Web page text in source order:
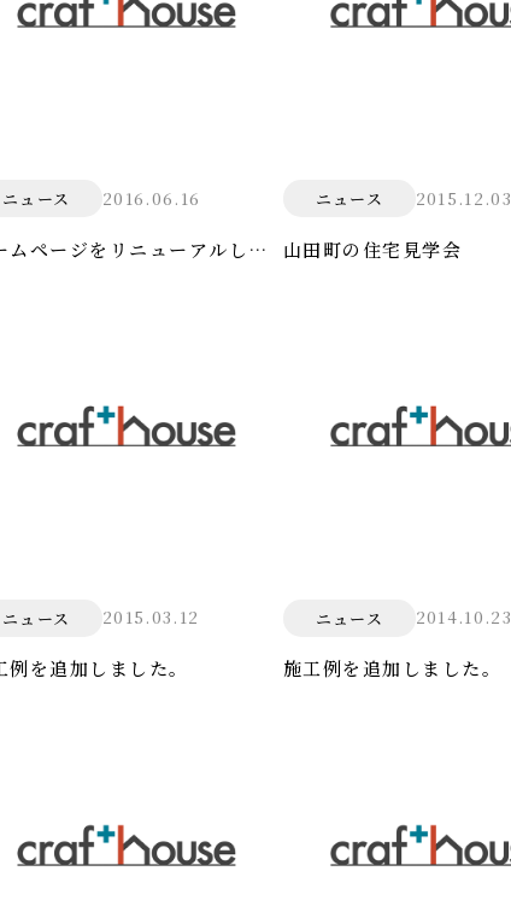
ニュース 2016.06.16
ムページをリニューアルしま
ニュース 2015.12.03
山田町の住宅見学会
ニュース 2015.03.12
例を追加しました。
ニュース 2014.10.23
施工例を追加しました。